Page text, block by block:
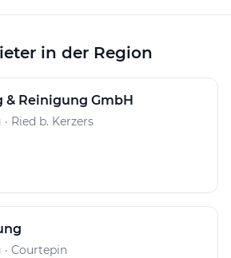
unseren Anforderungen
weiterempfehlen.
in der Region
& Reinigung GmbH
Ried b. Kerzers
Courtepin